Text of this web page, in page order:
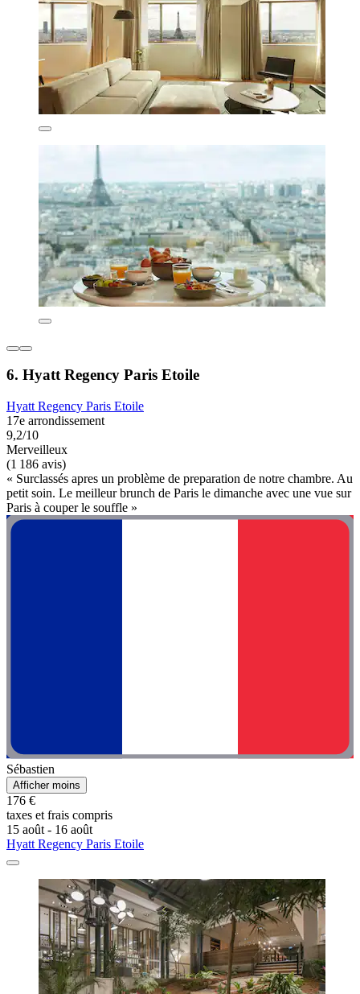
6. Hyatt Regency Paris Etoile
Hyatt Regency Paris Etoile
17e arrondissement
9,2/10
Merveilleux
(1 186 avis)
« Surclassés apres un problème de preparation de notre chambre. Au
petit soin. Le meilleur brunch de Paris le dimanche avec une vue sur
Paris à couper le souffle »
Sébastien
Afficher moins
176 €
taxes et frais compris
15 août - 16 août
Hyatt Regency Paris Etoile